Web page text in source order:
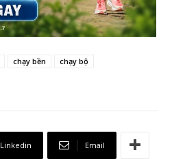
chạy bền
chạy bộ
Linkedin Email